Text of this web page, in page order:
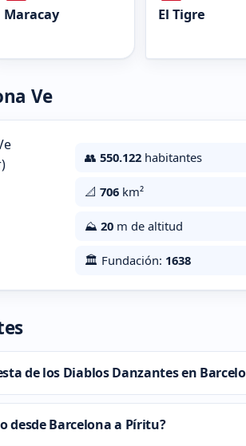
Maracay El Tigre
Ve
👥 550.122 habitantes
📐 706 km²
⛰️ 20 m de altitud
🏛️ Fundación: 1638
de los Diablos Danzantes en
desde Barcelona a Píritu?